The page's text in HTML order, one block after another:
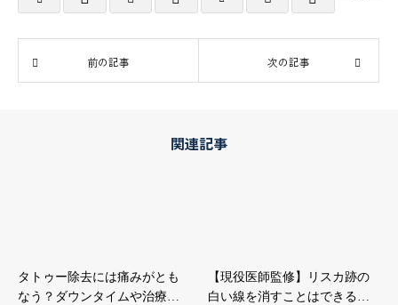
前の記事 次の記事
関連記事
タトゥー除去には痛みがとも
なう？ダウンタイムや治療…
【現役医師監修】リスカ跡の
白い線を消すことはできる…